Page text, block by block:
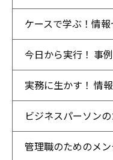
ケースで学ぶ！情
今日から実行！ 事
実務に生かす！ 情
ビジネスパーソン
管理職のためのメン